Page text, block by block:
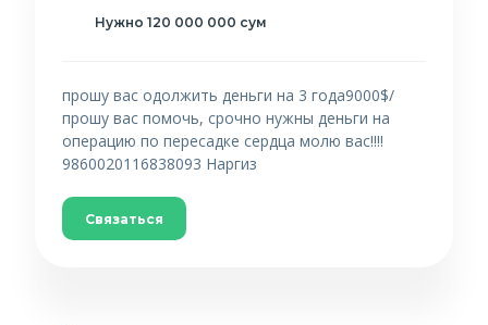
Нужно 120 000 000 сум
прошу вас одолжить деньги на 3 года9000$/
прошу вас помочь, срочно нужны деньги на
операцию по пересадке сердца молю вас!!!!
9860020116838093 Наргиз
Связаться